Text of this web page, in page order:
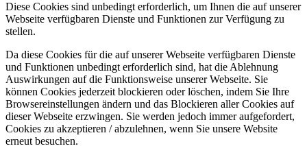
Diese Cookies sind unbedingt erforderlich, um Ihnen die auf unserer
Webseite verfügbaren Dienste und Funktionen zur Verfügung zu
stellen.
Da diese Cookies für die auf unserer Webseite verfügbaren Dienste
und Funktionen unbedingt erforderlich sind, hat die Ablehnung
Auswirkungen auf die Funktionsweise unserer Webseite. Sie
können Cookies jederzeit blockieren oder löschen, indem Sie Ihre
Browsereinstellungen ändern und das Blockieren aller Cookies auf
dieser Webseite erzwingen. Sie werden jedoch immer aufgefordert,
Cookies zu akzeptieren / abzulehnen, wenn Sie unsere Website
erneut besuchen.